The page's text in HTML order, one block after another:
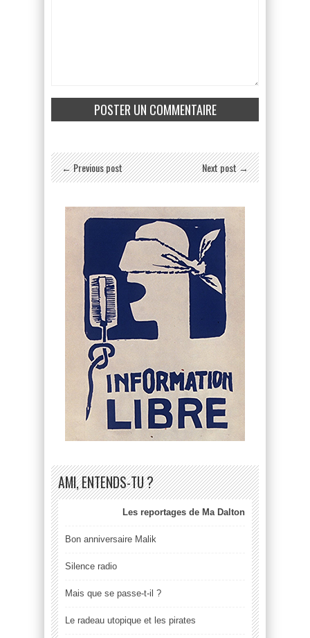
← Previous post Next post →
AMI, ENTENDS-TU ?
Les reportages de Ma Dalton
Bon anniversaire Malik
Silence radio
Mais que se passe-t-il ?
Le radeau utopique et les pirates